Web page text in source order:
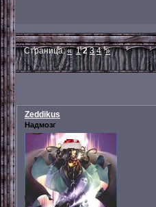
Страница:« 1 2 3 4 »
Zeddikus
Надмозг